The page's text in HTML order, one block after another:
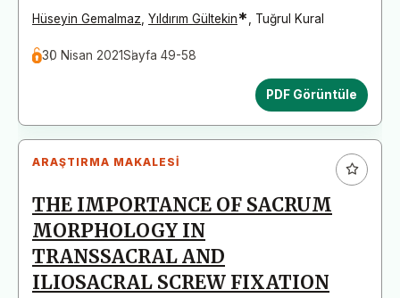
Hüseyin Gemalmaz Yıldırım Gültekin* Tuğrul Kural
30 Nisan 2021Sayfa 49-58
PDF Görüntüle
ARAŞTIRMA MAKALESI
THE IMPORTANCE OF SACRUM
MORPHOLOGY IN
TRANSSACRAL AND
ILIOSACRAL SCREW FIXATION